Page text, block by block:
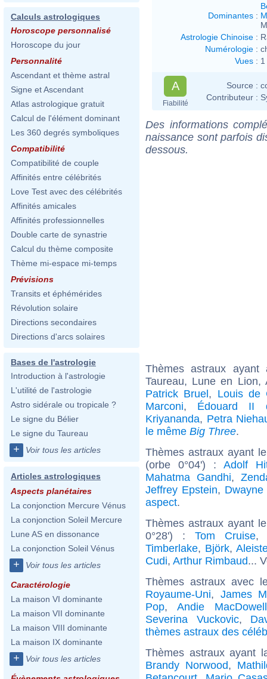
Calculs astrologiques
Horoscope personnalisé
Horoscope du jour
Personnalité
Ascendant et thème astral
Signe et Ascendant
Atlas astrologique gratuit
Calcul de l'élément dominant
Les 360 degrés symboliques
Compatibilité
Compatibilité de couple
Affinités entre célébrités
Love Test avec des célébrités
Affinités amicales
Affinités professionnelles
Double carte de synastrie
Calcul du thème composite
Thème mi-espace mi-temps
Prévisions
Transits et éphémérides
Révolution solaire
Directions secondaires
Directions d'arcs solaires
Bases de l'astrologie
Introduction à l'astrologie
L'utilité de l'astrologie
Astro sidérale ou tropicale ?
Le signe du Bélier
Le signe du Taureau
+ Voir tous les articles
Articles astrologiques
Aspects planétaires
La conjonction Mercure Vénus
La conjonction Soleil Mercure
Lune AS en dissonance
La conjonction Soleil Vénus
+ Voir tous les articles
Caractérologie
La maison VI dominante
La maison VII dominante
La maison VIII dominante
La maison IX dominante
+ Voir tous les articles
Dominantes :
Astrologie Chinoise :
Numérologie :
Vues :
A
Fiabilité
Source :
Contributeur :
Des informations
naissance sont parfois
dessous.
Thèmes astraux
Taureau, Lune en
Patrick Bruel, Louis de
Marconi, Édouard II
Kriyananda, Petra
le même Big Three.
Thèmes astraux ayant
(orbe 0°04') : Adolf
Mahatma Gandhi,
Jeffrey Epstein,
aspect.
Thèmes astraux ayant
0°28') :Tom Cruise
Timberlake, Björk,
Cudi, Arthur Rimbaud...
Thèmes astraux avec
Royaume-Uni, James
Pop, Andie MacDowell
Severina Vuckovic,
thèmes astraux des
Thèmes astraux ayant
Brandy Norwood,